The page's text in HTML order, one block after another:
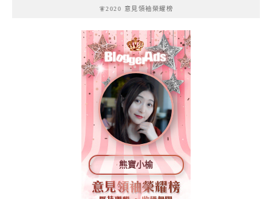
🧚2020 意見領袖榮耀榜
熊寶小榆